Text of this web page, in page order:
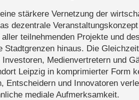
stärkere Vernetzung der
dezentrale
teilnehmenden Projekte und
Stadtgrenzen hinaus. Die
Medienvertretern und
Leipzig in komprimierter Form
Entscheidern und Innovatoren
mediale Aufmerksamkeit.